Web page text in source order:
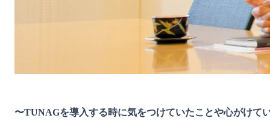
〜TUNAGを導入する時に気をつけていたことや心がけて